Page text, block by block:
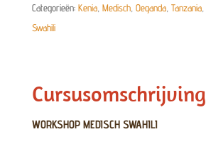
2020
aantal
Categorieën: Kenia, Medisch, Oeganda, Tanzania,
Swahili
Cursusomschrijving
WORKSHOP MEDISCH SWAHILI